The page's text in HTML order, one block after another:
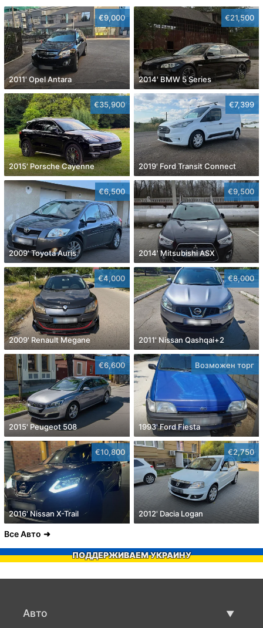
€9,000
2011' Opel Antara
€21,500
2014' BMW 5 Series
€35,900
2015' Porsche Cayenne
€7,399
2019' Ford Transit Connect
€6,500
2009' Toyota Auris
€9,500
2014' Mitsubishi ASX
€4,000
2009' Renault Megane
€8,000
2011' Nissan Qashqai+2
€6,600
2015' Peugeot 508
Возможен торг
1993' Ford Fiesta
€10,800
2016' Nissan X-Trail
€2,750
2012' Dacia Logan
Все Авто
ПОДДЕРЖИВАЕМ УКРАИНУ
Авто